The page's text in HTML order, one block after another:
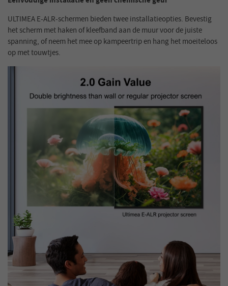
ULTIMEA E-ALR-schermen bieden twee installatieopties. Bevestig
het scherm met haken of kleefband aan de muur voor de juiste
spanning, of neem het mee op kampeertrip en hang het moeiteloos
op met touwtjes.